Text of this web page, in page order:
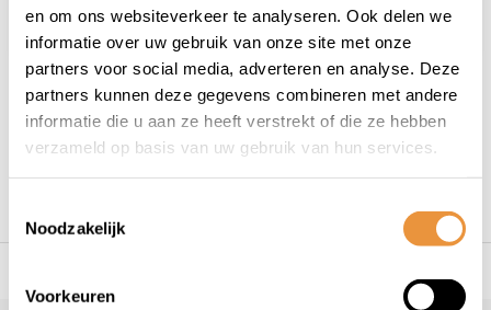
en om ons websiteverkeer te analyseren. Ook delen we
informatie over uw gebruik van onze site met onze
partners voor social media, adverteren en analyse. Deze
partners kunnen deze gegevens combineren met andere
informatie die u aan ze heeft verstrekt of die ze hebben
verzameld op basis van uw gebruik van hun services.
Noodzakelijk
Voorkeuren
1